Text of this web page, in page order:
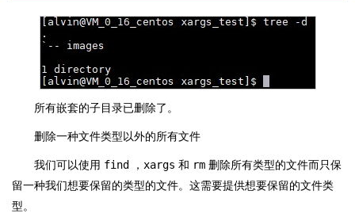
所有嵌套的子目录已删除了。
删除一种文件类型以外的所有文件
我们可以使用 find ， xargs 和 rm 删除所有类型的文件而只保
留一种我们想要保留的类型的文件。这需要提供想要保留的文件类
型。